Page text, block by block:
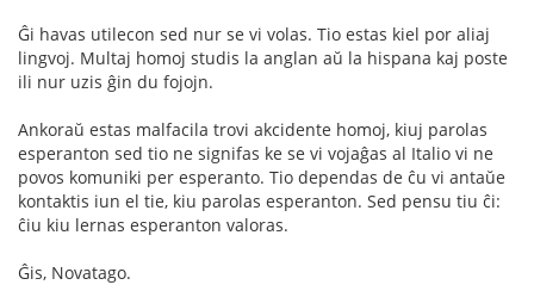
Ĝi havas utilecon sed nur se vi volas. Tio estas kiel por aliaj
lingvoj. Multaj homoj studis la anglan aŭ la hispana kaj poste
ili nur uzis ĝin du fojojn.
Ankoraŭ estas malfacila trovi akcidente homoj, kiuj parolas
esperanton sed tio ne signifas ke se vi vojaĝas al Italio vi ne
povos komuniki per esperanto. Tio dependas de ĉu vi antaŭe
kontaktis iun el tie, kiu parolas esperanton. Sed pensu tiu ĉi:
ĉiu kiu lernas esperanton valoras.
Ĝis, Novatago.